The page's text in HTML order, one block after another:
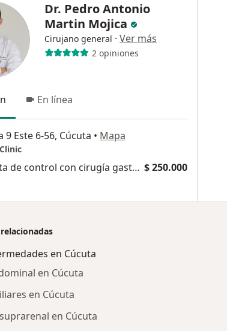
Dr. Pedro Antonio
Martin Mojica
Cirujano general · Ver más
2 opiniones
En línea
9 Este 6-56, Cúcuta • Mapa
Consulta de control con cirugía gastrointestinal $ 250.000
en Cúcuta
en Cúcuta
en Cúcuta
en Cúcuta